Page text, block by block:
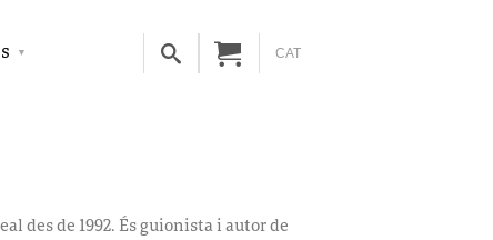
CAT
des de 1992. És guionista i autor de